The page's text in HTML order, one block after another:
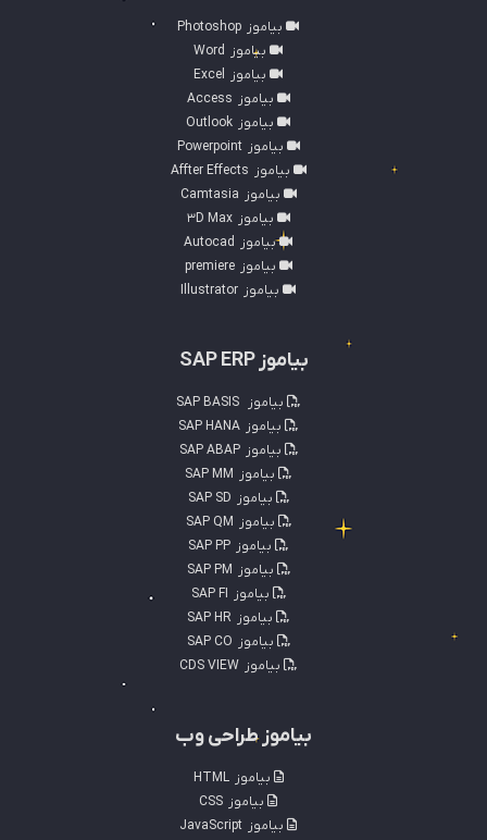
بیاموز Photoshop
بیاموز Word
بیاموز Excel
بیاموز Access
بیاموز Outlook
بیاموز Powerpoint
بیاموز Affter Effects
بیاموز Camtasia
بیاموز 3D Max
بیاموز Autocad
بیاموز premiere
بیاموز Illustrator
بیاموز SAP ERP
بیاموز
بیاموز SAP HANA
بیاموز SAP ABAP
بیاموز SAP MM
بیاموز SAP SD
بیاموز SAP QM
بیاموز SAP PP
بیاموز SAP PM
بیاموز SAP FI
بیاموز SAP HR
بیاموز SAP CO
بیاموز CDS VIEW
بیاموز طراحی وب
بیاموز HTML
بیاموز CSS
بیاموز JavaScript